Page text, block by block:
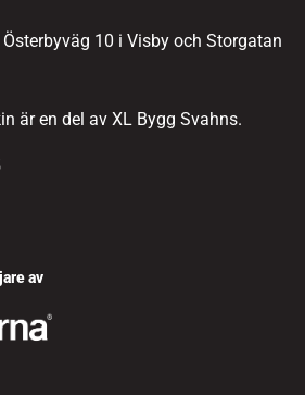
10 i Visby och Storgatan
är en del av XL Bygg Svahns.
av